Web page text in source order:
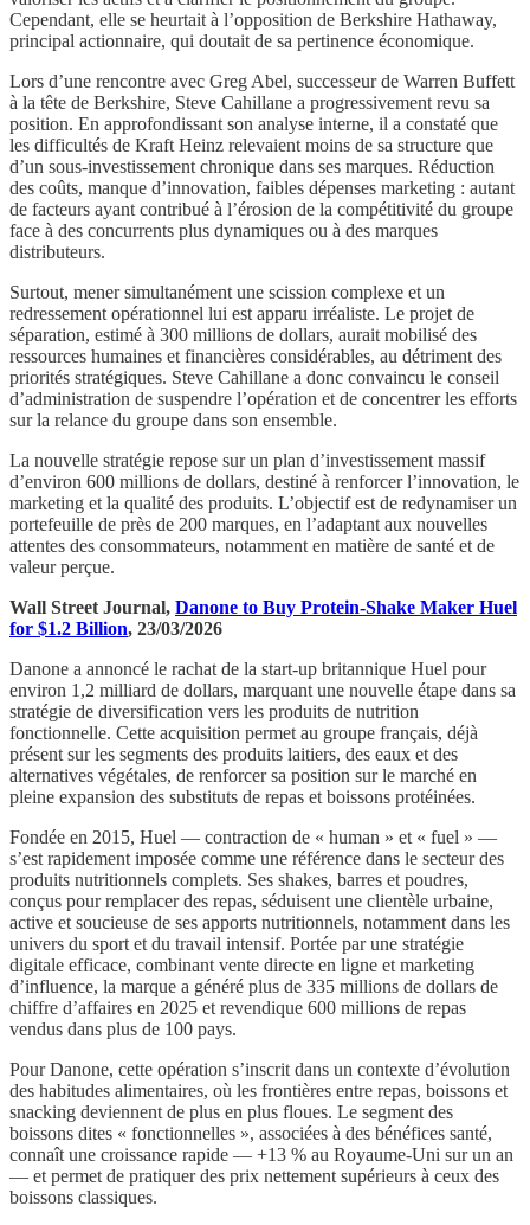
Cependant, elle se heurtait à l’opposition de Berkshire Hathaway,
principal actionnaire, qui doutait de sa pertinence économique.
Lors d’une rencontre avec Greg Abel, successeur de Warren Buffett
à la tête de Berkshire, Steve Cahillane a progressivement revu sa
position. En approfondissant son analyse interne, il a constaté que
les difficultés de Kraft Heinz relevaient moins de sa structure que
d’un sous-investissement chronique dans ses marques. Réduction
des coûts, manque d’innovation, faibles dépenses marketing : autant
de facteurs ayant contribué à l’érosion de la compétitivité du groupe
face à des concurrents plus dynamiques ou à des marques
distributeurs.
Surtout, mener simultanément une scission complexe et un
redressement opérationnel lui est apparu irréaliste. Le projet de
séparation, estimé à 300 millions de dollars, aurait mobilisé des
ressources humaines et financières considérables, au détriment des
priorités stratégiques. Steve Cahillane a donc convaincu le conseil
d’administration de suspendre l’opération et de concentrer les efforts
sur la relance du groupe dans son ensemble.
La nouvelle stratégie repose sur un plan d’investissement massif
d’environ 600 millions de dollars, destiné à renforcer l’innovation, le
marketing et la qualité des produits. L’objectif est de redynamiser un
portefeuille de près de 200 marques, en l’adaptant aux nouvelles
attentes des consommateurs, notamment en matière de santé et de
valeur perçue.
Wall Street Journal, Danone to Buy Protein-Shake Maker Huel
for $1.2 Billion, 23/03/2026
Danone a annoncé le rachat de la start-up britannique Huel pour
environ 1,2 milliard de dollars, marquant une nouvelle étape dans sa
stratégie de diversification vers les produits de nutrition
fonctionnelle. Cette acquisition permet au groupe français, déjà
présent sur les segments des produits laitiers, des eaux et des
alternatives végétales, de renforcer sa position sur le marché en
pleine expansion des substituts de repas et boissons protéinées.
Fondée en 2015, Huel — contraction de « human » et « fuel » —
s’est rapidement imposée comme une référence dans le secteur des
produits nutritionnels complets. Ses shakes, barres et poudres,
conçus pour remplacer des repas, séduisent une clientèle urbaine,
active et soucieuse de ses apports nutritionnels, notamment dans les
univers du sport et du travail intensif. Portée par une stratégie
digitale efficace, combinant vente directe en ligne et marketing
d’influence, la marque a généré plus de 335 millions de dollars de
chiffre d’affaires en 2025 et revendique 600 millions de repas
vendus dans plus de 100 pays.
Pour Danone, cette opération s’inscrit dans un contexte d’évolution
des habitudes alimentaires, où les frontières entre repas, boissons et
snacking deviennent de plus en plus floues. Le segment des
boissons dites « fonctionnelles », associées à des bénéfices santé,
connaît une croissance rapide — +13 % au Royaume-Uni sur un an
— et permet de pratiquer des prix nettement supérieurs à ceux des
boissons classiques.